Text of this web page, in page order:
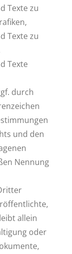
Texte zu
Texte zu
Texte
durch
und den
Nennung
allein
oder